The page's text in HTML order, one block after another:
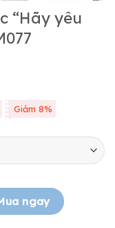
“Hãy yêu
Giảm 8%
khi còn có thể"
ngay